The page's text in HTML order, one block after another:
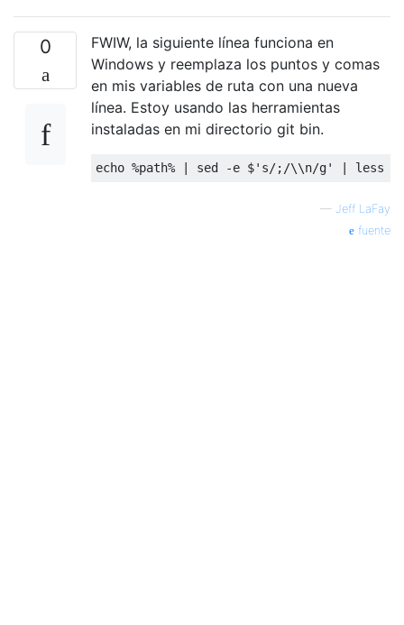
0
FWIW, la siguiente línea funciona en
Windows y reemplaza los puntos y comas
en mis variables de ruta con una nueva
línea. Estoy usando las herramientas
instaladas en mi directorio git bin.
— Jeff LaFay
fuente